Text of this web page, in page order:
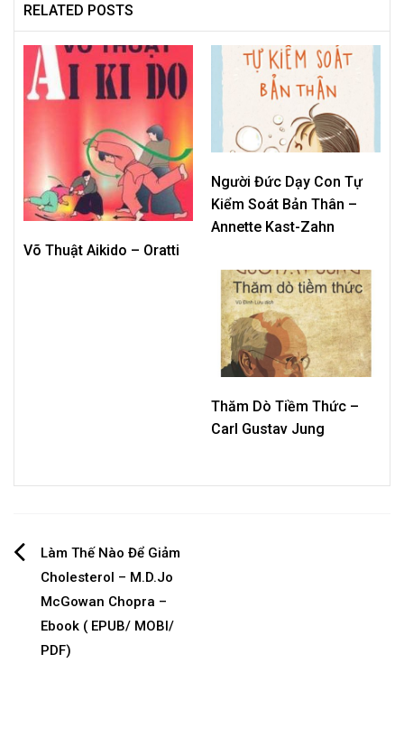
RELATED POSTS
Võ Thuật Aikido – Oratti
Người Đức Dạy Con Tự
Kiểm Soát Bản Thân –
Annette Kast-Zahn
Thăm Dò Tiềm Thức –
Carl Gustav Jung
Post
navigation
Làm Thế Nào Để Giảm
Cholesterol – M.D.Jo
McGowan Chopra –
Ebook ( EPUB/ MOBI/
PDF)